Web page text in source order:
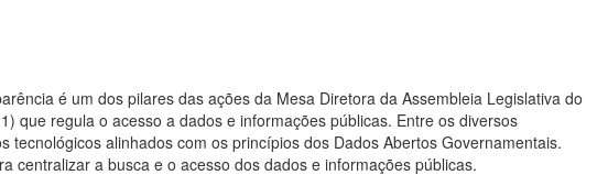
é um dos pilares das ações da Mesa Diretora da Assembleia Legislativa do
que regula o acesso a dados e informações públicas. Entre os diversos
alinhados com os princípios dos Dados Abertos Governamentais.
centralizar a busca e o acesso dos dados e informações públicas.